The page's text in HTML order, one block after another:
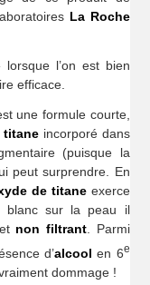
La Roche
l’on est bien
efficace.
une formule courte,
titaneincorporé dans
(puisque la
peut surprendre. En
de titaneexerce
sur la peau il
non filtrant. Parmi
d’alcool en 6e
dommage !